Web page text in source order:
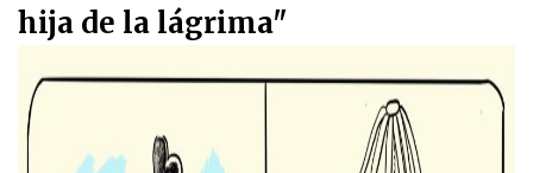
hija de la lágrima"